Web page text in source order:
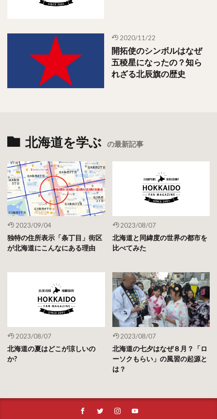
2020/11/22
開拓使のシンボルはなぜ
五稜星になったの？知ら
れざる北辰旗の歴史
北海道を学ぶ の最新記事
2023/09/04
独特の住所表示「条丁目」街区
が北海道にこんなにある理由
2023/08/07
北海道と同緯度の世界の都市を
比べてみた
2023/08/07
北海道の夏はどこが涼しいの
か?
2023/08/07
北海道の七夕はなぜ８月？「ロ
ーソクもらい」の風習の起源と
は？